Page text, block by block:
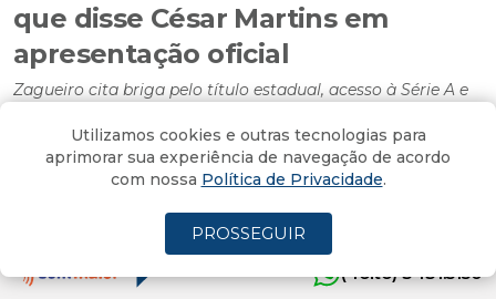
que disse César Martins em
apresentação oficial
Zagueiro cita briga pelo título estadual, acesso à Série A e
Enio Biz
13/01/2026 - 17:46
Atualizado em 13/01/2026 - 17:49
(4oito) 3431.5150
Utilizamos cookies e outras tecnologias para
aprimorar sua experiência de navegação de acordo
com nossa Política de Privacidade.
PROSSEGUIR